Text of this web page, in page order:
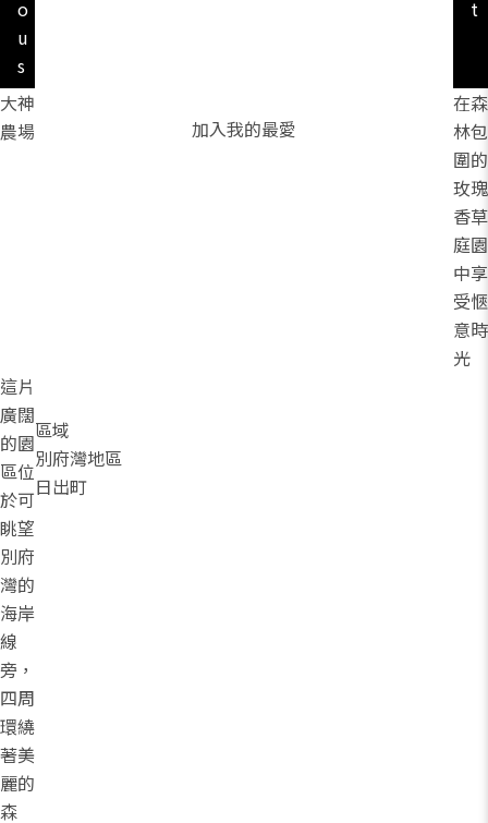
大神
農場
加入我的最愛
o
u
s
t
在森
林包
圍的
玫瑰
香草
庭園
中享
受愜
意時
光
這片
廣闊
的園
區位
於可
眺望
別府
灣的
海岸
線
旁，
四周
環繞
著美
麗的
森
區域
別府灣地區
日出町